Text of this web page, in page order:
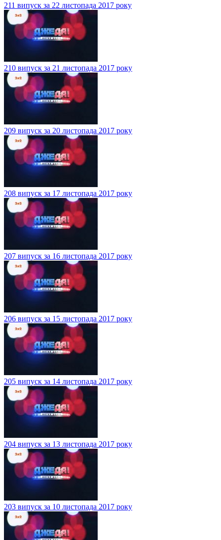
211 випуск за 22 листопада 2017 року
210 випуск за 21 листопада 2017 року
209 випуск за 20 листопада 2017 року
208 випуск за 17 листопада 2017 року
207 випуск за 16 листопада 2017 року
206 випуск за 15 листопада 2017 року
205 випуск за 14 листопада 2017 року
204 випуск за 13 листопада 2017 року
203 випуск за 10 листопада 2017 року